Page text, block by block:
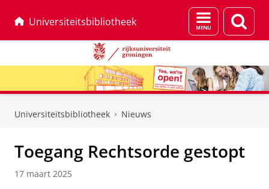
Universiteitsbibliotheek
Menu
en
Universiteitsbibliotheek Nieuws
Toegang Rechtsorde gestopt
17 maart 2025